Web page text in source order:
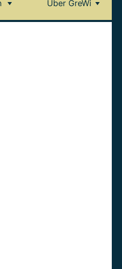
Über GreWi